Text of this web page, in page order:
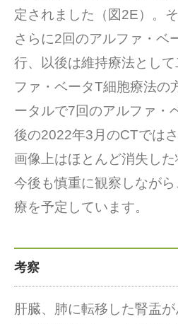
定されました（図2E）。
さらに2回のアルファ・ベ
行、以後は維持療法とし
ファ・ベータT細胞療法の
ータルで7回のアルファ・
後の2022年3月のCTでは
画像上はほとんど消失した
今後も慎重に観察しなが
療を予定しています。
考察
肝臓、肺に転移した腎盂